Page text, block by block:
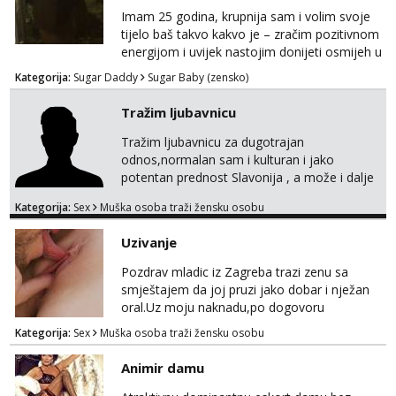
Zara
Čekam tvoj poziv!
064/677-677
- Kod: #123
tel:0,93€ - mob:1,12€ min
Anđela
Tel:064/677-677- Kod: #142
tel:0,93€ - mob:1,12€ min
Mira
Čekam tvoj poziv!
Tel:064/677-677
Imam 25 godina, krupnija sam i volim svoje
tijelo baš takvo kakvo je – zračim pozitivnom
energijom i uvijek nastojim donijeti osmijeh u
nečiji dan. Tražim zrelu, galantnu osobu za
ugodno, opušteno i uzajamno korisno
druženje – bez lažnih obećanja i s puno
iskrenosti. Nisam prostitutka, niti želim biti –
ne zanima me “posao”, već odnos temeljen
na međusobnom poštovanju, povjerenju i
pažnji. Voli...
Kategorija: Sugar Daddy Sugar Baby (zensko)
Tražim ljubavnicu
Tražim ljubavnicu za dugotrajan
odnos,normalan sam i kulturan i jako
potentan prednost Slavonija , a može i dalje
ozbiljne žene koje su se našle u mom oglasu.
Kategorija: Sex Muška osoba traži žensku osobu
Uzivanje
Pozdrav mladic iz Zagreba trazi zenu sa
smještajem da joj pruzi jako dobar i nježan
oral.Uz moju naknadu,po dogovoru
.Diskrecija osigurana.
Kategorija: Sex Muška osoba traži žensku osobu
Animir damu